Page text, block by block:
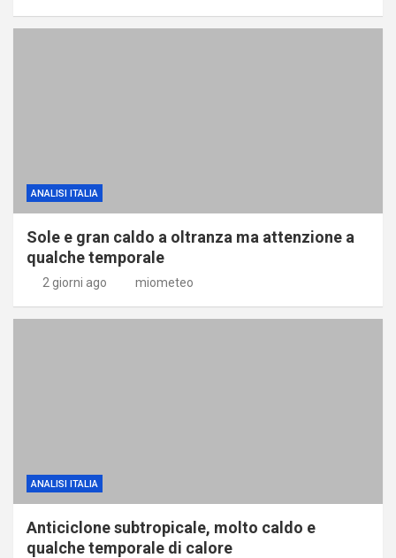
ANALISI ITALIA
Sole e gran caldo a oltranza ma attenzione a
qualche temporale
2 giorni ago miometeo
ANALISI ITALIA
Anticiclone subtropicale, molto caldo e
qualche temporale di calore